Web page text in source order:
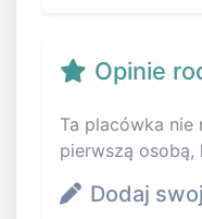
Opinie
Ta placówka nie
pierwszą osobą,
Dodaj